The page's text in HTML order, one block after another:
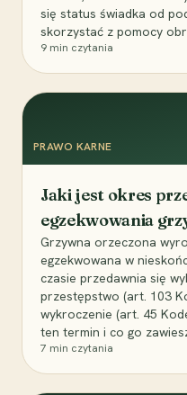
się status świadka od
skorzystać z pomocy
9 min czytania
PRAWO KARNE
Jaki jest okres
egzekwowania
Grzywna orzeczona
egzekwowana w
czasie przedawnia się
przestępstwo (art. 103
wykroczenie (art. 45
ten termin i co go
7 min czytania